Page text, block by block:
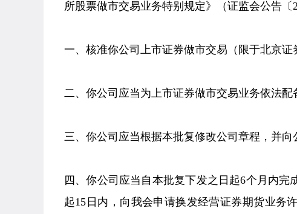
所股票做市交易业务特别规定》（证监会公告〔
一、核准你公司上市证券做市交易（限于北京证
二、你公司应当为上市证券做市交易业务依法
三、你公司应当根据本批复修改公司章程，并向
四、你公司应当自本批复下发之日起6个月内
起15日内，向我会申请换发经营证券期货业务